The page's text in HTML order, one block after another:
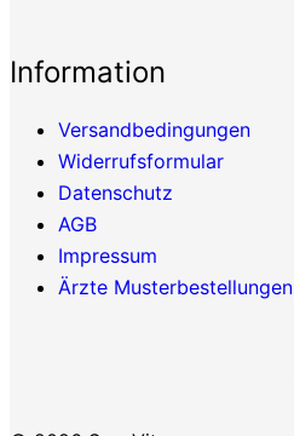
Information
Versandbedingungen
Widerrufsformular
Datenschutz
AGB
Impressum
Ärzte Musterbestellungen